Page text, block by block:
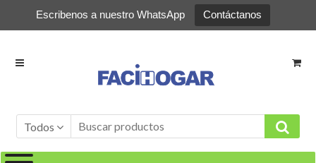
Escribenos a nuestro WhatsApp Contáctanos
Ir
Ir
Todos